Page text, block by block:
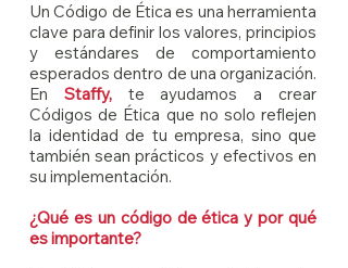
Un Código de Ética es una herramienta
clave para definir los valores, principios
y estándares de comportamiento
esperados dentro de una organización.
En Staffy,te ayudamos a crear
Códigos de Ética que no solo reflejen
la identidad de tu empresa, sino que
también sean prácticos y efectivos en
su implementación.
¿Qué es un código de ética y por qué
es importante?